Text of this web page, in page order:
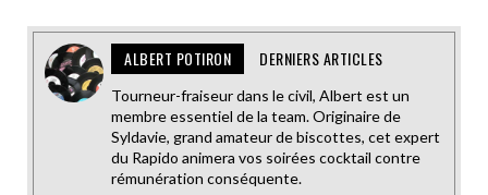
ALBERT POTIRON DERNIERS ARTICLES
Tourneur-fraiseur dans le civil, Albert est un
membre essentiel de la team. Originaire de
Syldavie, grand amateur de biscottes, cet expert
du Rapido animera vos soirées cocktail contre
rémunération conséquente.